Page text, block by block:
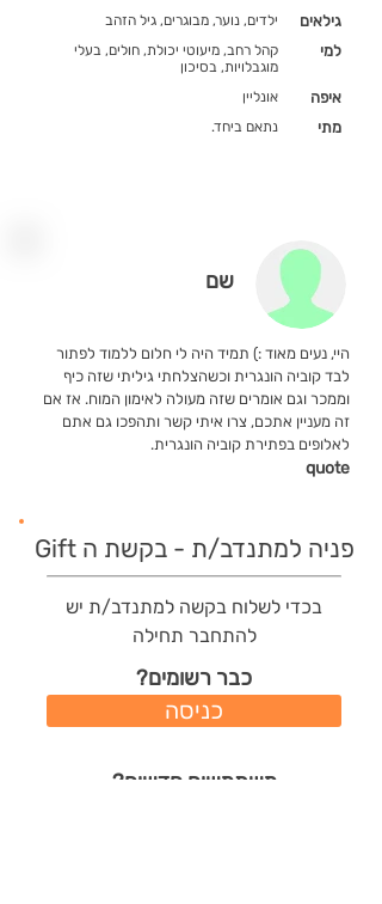
ילדים, נוער, מבוגרים, גיל הזהב גילאים
קהל רחב, מיעוטי יכולת, חולים, בעלי
מוגבלויות, בסיכון
למי
אונליין איפה
נתאם ביחד. מתי
שם
היי, נעים מאוד :) תמיד היה לי חלום ללמוד לפתור
לבד קוביה הונגרית וכשהצלחתי גיליתי שזה כיף
וממכר וגם אומרים שזה מעולה לאימון המוח. אז אם
זה מעניין אתכם, צרו איתי קשר ותהפכו גם אתם
לאלופים בפתירת קוביה הונגרית.
quote
פניה למתנדב/ת - בקשת ה Gift
בכדי לשלוח בקשה למתנדב/ת יש
להתחבר תחילה
כבר רשומים?
כניסה
משתמשים חדשים?